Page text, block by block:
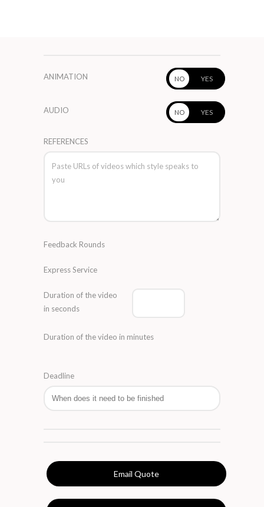
ANIMATION
AUDIO
REFERENCES
Feedback Rounds
Express Service
Duration of the video
in seconds
Duration of the video in minutes
Deadline
Email Quote